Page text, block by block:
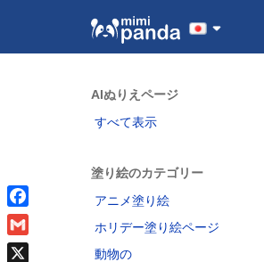
AIぬりえページ
すべて表示
塗り絵のカテゴリー
アニメ塗り絵
ホリデー塗り絵ページ
動物の
Facebook
Gmail